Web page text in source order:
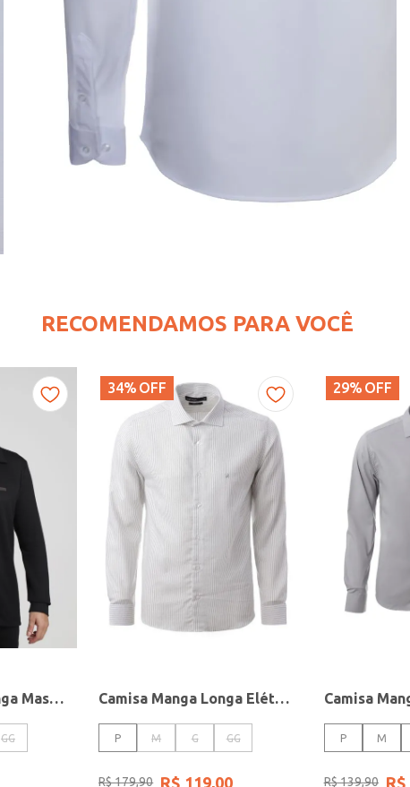
RECOMENDAMOS PARA VOCÊ
Camisa Manga Longa Masculina PRETO
GG
34% OFF
Camisa Manga Longa Elétron Masculina CINZA
P M G GG
R$179,90 R$ 119,00
29% OFF
P M
R$139,90 R$